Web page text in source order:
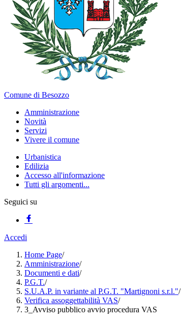
Comune di Besozzo
Amministrazione
Novità
Servizi
Vivere il comune
Urbanistica
Edilizia
Accesso all'informazione
Tutti gli argomenti...
Seguici su
Accedi
Home Page/
Amministrazione/
Documenti e dati/
P.G.T./
S.U.A.P. in variante al P.G.T. "Martignoni s.r.l."/
Verifica assoggettabilità VAS/
3_Avviso pubblico avvio procedura VAS